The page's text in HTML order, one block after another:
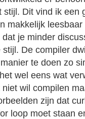
stijl. Dit vind ik een
makkelijk leesbaar
je minder
De compiler
te doen zo
wel eens wat
wil compilen
zijn dat
loop moet staan